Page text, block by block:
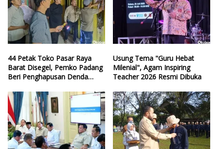
44 Petak Toko Pasar Raya
Barat Disegel, Pemko Padang
Beri Penghapusan Denda
Usung Tema "Guru Hebat
Milenial", Agam Inspiring
Teacher 2026 Resmi Dibuka